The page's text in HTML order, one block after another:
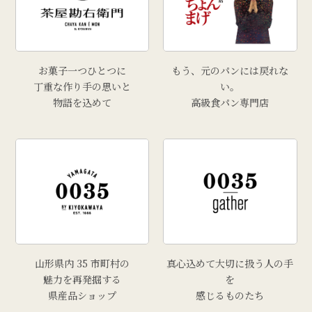
お菓子一つひとつに
丁重な作り手の思いと
物語を込めて
もう、元のパンには戻れな
い。
高級食パン専門店
山形県内 35 市町村の
魅力を再発掘する
県産品ショップ
真心込めて大切に扱う人の手
を
感じるものたち